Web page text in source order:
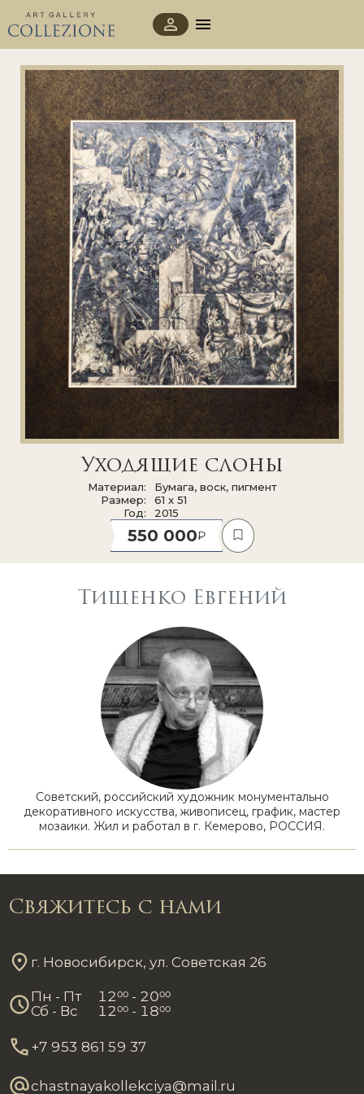
Уходящие слоны
Материал
Бумага, воск, пигмент
Размер
61 x 51
Год
2015
550 000
Тищенко Евгений
Советский, российский художник монументально
декоративного искусства, живописец, график, мастер
мозаики. Жил и работал в г. Кемерово, РОССИЯ.
Свяжитесь с нами
г. Новосибирск, ул. Советская 26
Пн - Пт 1200 - 2000
Сб - Вс
1200 - 1800
+7 953 861 59 37
chastnayakollekciya@mail.ru